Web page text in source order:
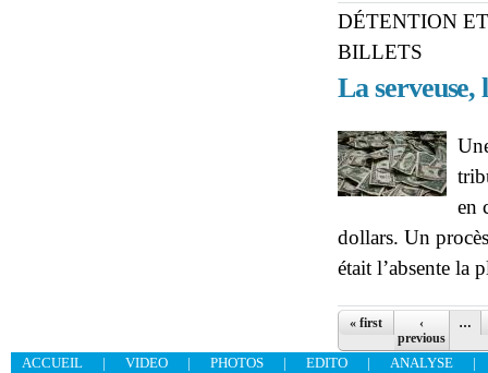
DÉTENTION
BILLETS
La
en
dollars. Un
était l’absente la
Pages
« first
‹
previous
…
ACCUEIL | VIDEO | PHOTOS | EDITO | ANALYSE
|